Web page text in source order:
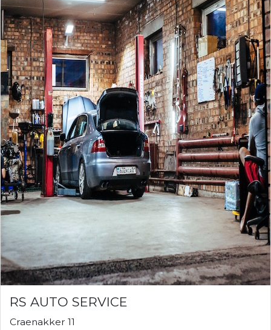
RS AUTO SERVICE
Craenakker 11